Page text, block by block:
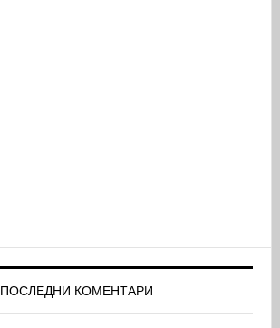
ПОСЛЕДНИ КОМЕНТАРИ